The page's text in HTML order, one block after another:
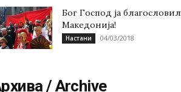
Бог Господ ја благословил
Македонија!
Настани 04/03/2018
/ Archive